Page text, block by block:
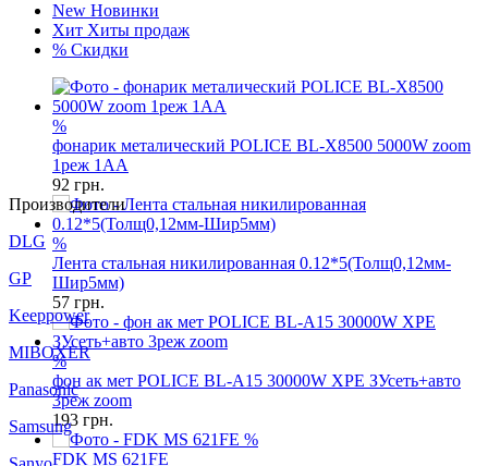
New Новинки
Хит Хиты продаж
% Скидки
%
фонарик металический POLICE BL-X8500 5000W zoom
1реж 1AA
92грн.
%
Лента стальная никилированная 0.12*5(Толщ0,12мм-
Шир5мм)
57грн.
%
фон ак мет POLICE BL-A15 30000W XPE ЗУсеть+авто
3реж zoom
193грн.
Производители
GP
Keeppower
MIBOXER
Panasonic
Samsung
SINOWATT